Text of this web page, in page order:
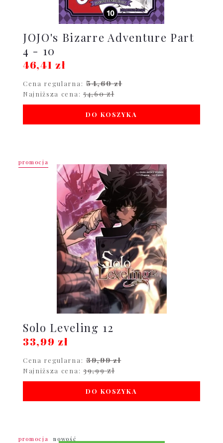
JOJO's Bizarre Adventure Part
4 - 10
46,41 zł
Cena regularna: 54,60 zł
Najniższa cena: 54,60 zł
DO KOSZYKA
Solo Leveling 12
33,99 zł
Cena regularna: 39,99 zł
Najniższa cena: 39,99 zł
DO KOSZYKA
promocja
promocja nowość